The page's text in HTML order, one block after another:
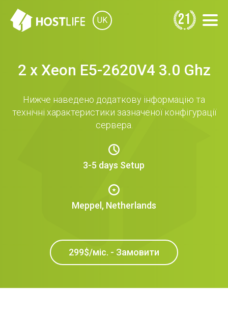
UK 21
2 x Xeon E5-2620V4 3.0 Ghz
Нижче наведено додаткову інформацію та
технічні характеристики зазначеної конфігурації
сервера.
3-5 days Setup
Meppel, Netherlands
299$/міс. - Замовити